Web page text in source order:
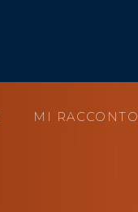
MI RACCONTO